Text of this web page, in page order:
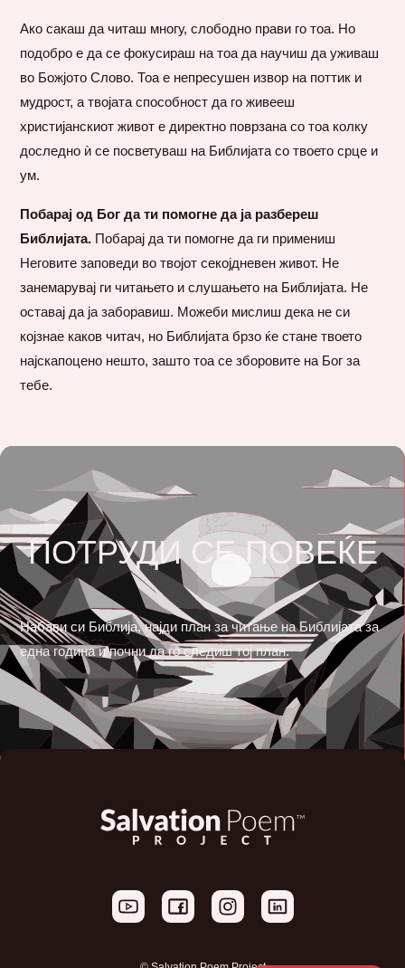
Ако сакаш да читаш многу, слободно прави го тоа. Но
подобро е да се фокусираш на тоа да научиш да уживаш
во Божјото Слово. Тоа е непресушен извор на поттик и
мудрост, а твојата способност да го живееш
христијанскиот живот е директно поврзана со тоа колку
доследно ѝ се посветуваш на Библијата со твоето срце и
ум.
Побарај од Бог да ти помогне да ја разбереш
Библијата. Побарај да ти помогне да ги примениш
Неговите заповеди во твојот секојдневен живот. Не
занемарувај ги читањето и слушањето на Библијата. Не
оставај да ја заборавиш. Можеби мислиш дека не си
којзнае каков читач, но Библијата брзо ќе стане твоето
најскапоцено нешто, зашто тоа се зборовите на Бог за
тебе.
ПОТРУДИ СЕ ПОВЕЌЕ
Набави си Библија, најди план за читање на Библијата за
една година и почни да го следиш тој план.